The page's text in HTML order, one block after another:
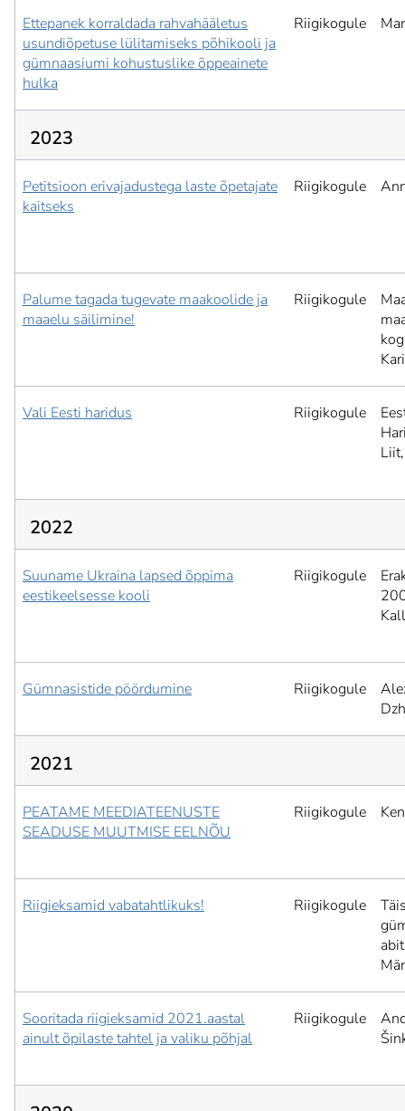
Ettepanek korraldada rahvahääletus
usundiõpetuse lülitamiseks põhikooli ja
gümnaasiumi kohustuslike õppeainete
hulka
Riigikogule
2023
Petitsioon erivajadustega laste õpetajate
kaitseks
Riigikogule
Palume tagada tugevate maakoolide ja
maaelu säilimine!
Riigikogule
Vali Eesti haridus Riigikogule
Liit,
2022
Suuname Ukraina lapsed õppima
eestikeelsesse kooli
Riigikogule
Gümnasistide pöördumine Riigikogule
2021
PEATAME MEEDIATEENUSTE
SEADUSE MUUTMISE EELNÕU
Riigikogule
Riigieksamid vabatahtlikuks! Riigikogule
Sooritada riigieksamid 2021.aastal
ainult õpilaste tahtel ja valiku põhjal
Riigikogule